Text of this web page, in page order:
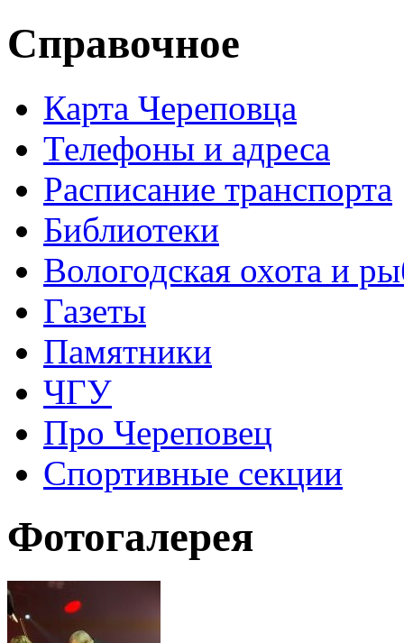
Справочное
Карта Череповца
Телефоны и адреса
Расписание транспорта
Библиотеки
Вологодская охота и
Газеты
Памятники
ЧГУ
Про Череповец
Спортивные секции
Фотогалерея